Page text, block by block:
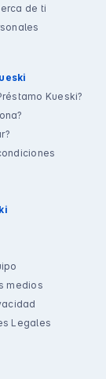
de ti
Kueski?
medios
Legales